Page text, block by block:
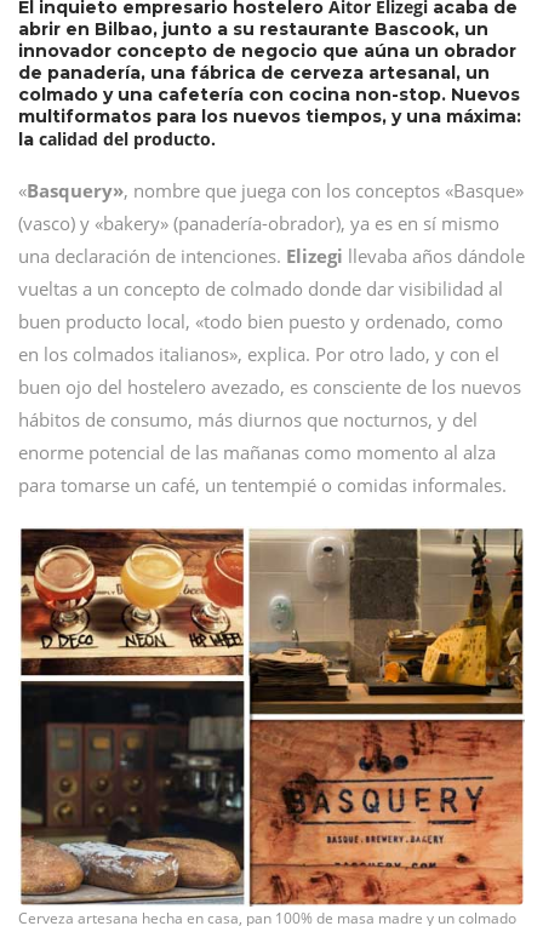
El inquieto empresario hostelero Aitor Elizegi acaba de
abrir en Bilbao, junto a su restaurante Bascook, un
innovador concepto de negocio que aúna un obrador
de panadería, una fábrica de cerveza artesanal, un
colmado y una cafetería con cocina non-stop. Nuevos
multiformatos para los nuevos tiempos, y una máxima:
la calidad del producto.
«Basquery», nombre que juega con los conceptos «Basque»
(vasco) y «bakery» (panadería-obrador), ya es en sí mismo
una declaración de intenciones. Elizegi llevaba años dándole
vueltas a un concepto de colmado donde dar visibilidad al
buen producto local, «todo bien puesto y ordenado, como
en los colmados italianos», explica. Por otro lado, y con el
buen ojo del hostelero avezado, es consciente de los nuevos
hábitos de consumo, más diurnos que nocturnos, y del
enorme potencial de las mañanas como momento al alza
para tomarse un café, un tentempié o comidas informales.
Cerveza artesana hecha en casa, pan 100% de masa madre y un colmado